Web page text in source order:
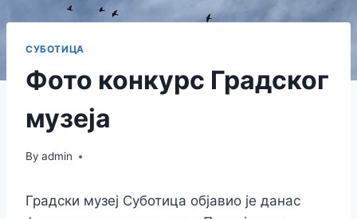
СУБОТИЦА
Фото конкурс Градског
музеја
By admin
Градски музеј Суботица објавио је данас